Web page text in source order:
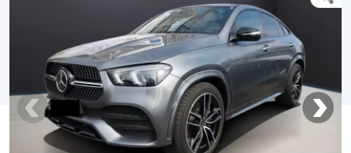
Alte tipuri vehicule
Despre Noi
Contact